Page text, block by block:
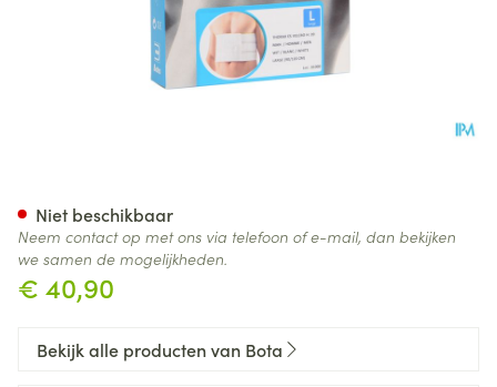
€ 40,90
Niet beschikbaar
Neem contact op met ons via telefoon of e-mail, dan bekijken
we samen de mogelijkheden.
Bekijk alle producten van Bota